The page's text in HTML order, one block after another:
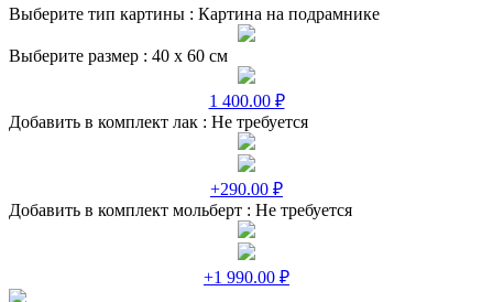
Выберите тип картины : Картина на подрамнике
Выберите размер : 40 х 60 см
1 400.00 ₽
Добавить в комплект лак : Не требуется
+290.00 ₽
Добавить в комплект мольберт : Не требуется
+1 990.00 ₽